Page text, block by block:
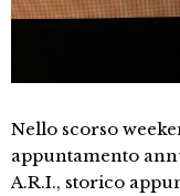
Nello scorso
appuntamento
A.R.I., storico